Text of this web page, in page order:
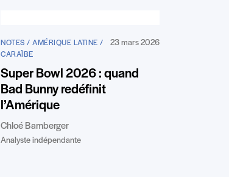
NOTES / AMÉRIQUE LATINE /
CARAÏBE
23 mars 2026
Super Bowl 2026 : quand
Bad Bunny redéfinit
l’Amérique
Chloé Bamberger
Analyste indépendante